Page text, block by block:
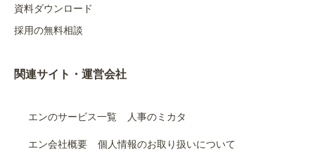
資料ダウンロード
採用の無料相談
関連サイト・運営会社
エンのサービス一覧 人事のミカタ
エン会社概要 個人情報のお取り扱いについて